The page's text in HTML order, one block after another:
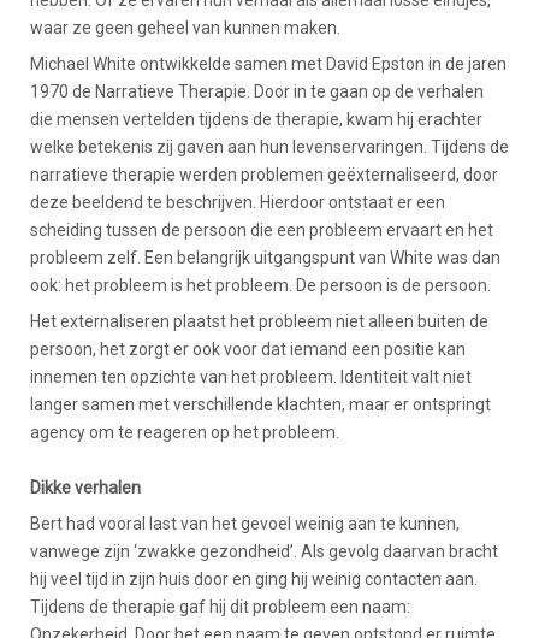
waar ze geen geheel van kunnen maken.
Michael White ontwikkelde samen met David Epston in de jaren
1970 de Narratieve Therapie. Door in te gaan op de verhalen
die mensen vertelden tijdens de therapie, kwam hij erachter
welke betekenis zij gaven aan hun levenservaringen. Tijdens de
narratieve therapie werden problemen geëxternaliseerd, door
deze beeldend te beschrijven. Hierdoor ontstaat er een
scheiding tussen de persoon die een probleem ervaart en het
probleem zelf. Een belangrijk uitgangspunt van White was dan
ook: het probleem is het probleem. De persoon is de persoon.
Het externaliseren plaatst het probleem niet alleen buiten de
persoon, het zorgt er ook voor dat iemand een positie kan
innemen ten opzichte van het probleem. Identiteit valt niet
langer samen met verschillende klachten, maar er ontspringt
agency om te reageren op het probleem.
Dikke verhalen
Bert had vooral last van het gevoel weinig aan te kunnen,
vanwege zijn ‘zwakke gezondheid’. Als gevolg daarvan bracht
hij veel tijd in zijn huis door en ging hij weinig contacten aan.
Tijdens de therapie gaf hij dit probleem een naam: